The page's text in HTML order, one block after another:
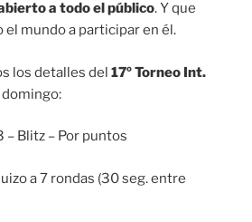
a todo el público. Y que
el mundo a participar en él.
los detalles del 17º Torneo Int.
– Blitz – Por puntos
a 7 rondas (30 seg. entre